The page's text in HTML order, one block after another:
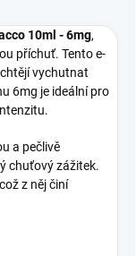
10ml - 6mg,
příchuť. Tento e-
vychutnat
6mg je ideální pro
a pečlivě
chuťový zážitek.
z něj činí